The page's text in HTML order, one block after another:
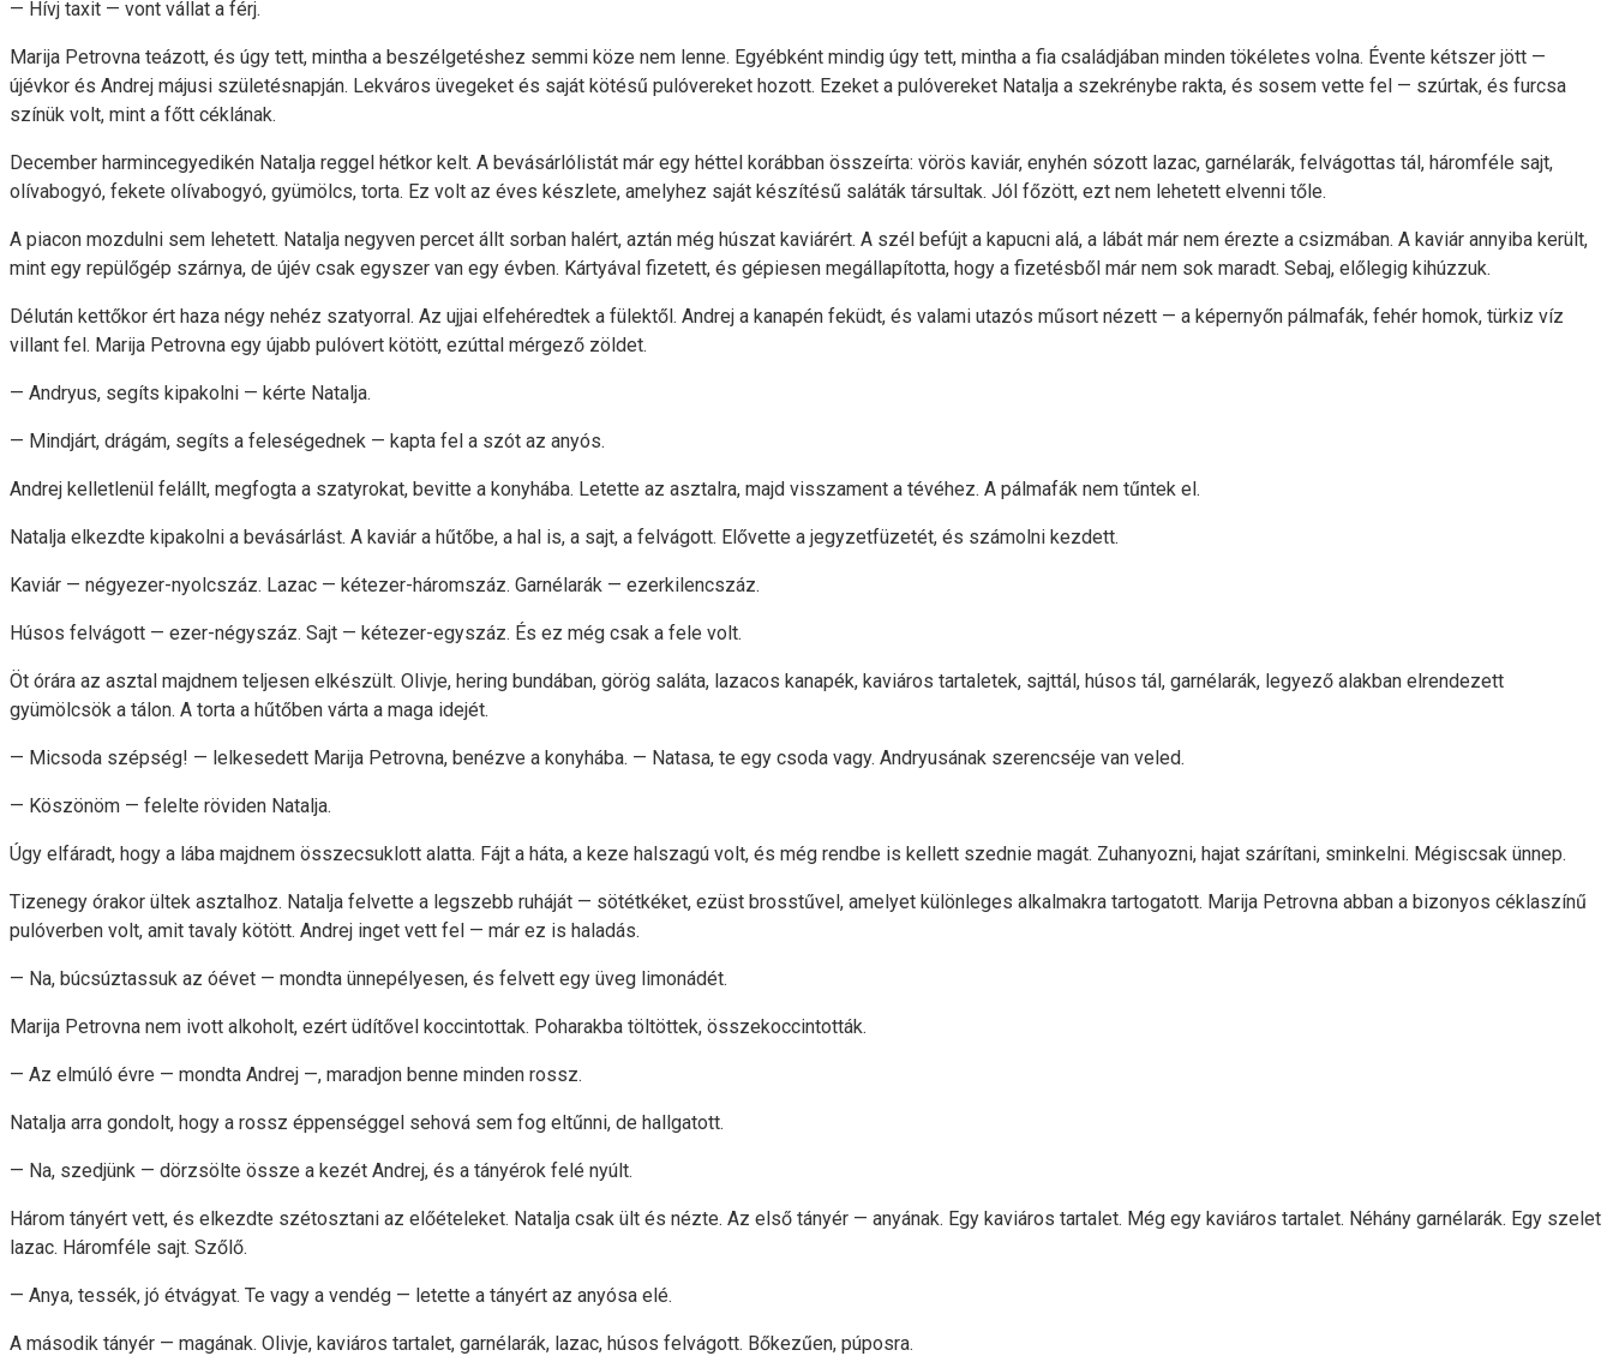
— Hívj taxit — vont vállat a férj.
Marija Petrovna teázott, és úgy tett, mintha a beszélgetéshez semmi köze nem lenne. Egyébként mindig úgy tett, mintha a fia családjában minden tökéletes volna. Évente kétszer jött —
újévkor és Andrej májusi születésnapján. Lekváros üvegeket és saját kötésű pulóvereket hozott. Ezeket a pulóvereket Natalja a szekrénybe rakta, és sosem vette fel — szúrtak, és furcsa
színük volt, mint a főtt céklának.
December harmincegyedikén Natalja reggel hétkor kelt. A bevásárlólistát már egy héttel korábban összeírta: vörös kaviár, enyhén sózott lazac, garnélarák, felvágottas tál, háromféle sajt,
olívabogyó, fekete olívabogyó, gyümölcs, torta. Ez volt az éves készlete, amelyhez saját készítésű saláták társultak. Jól főzött, ezt nem lehetett elvenni tőle.
A piacon mozdulni sem lehetett. Natalja negyven percet állt sorban halért, aztán még húszat kaviárért. A szél befújt a kapucni alá, a lábát már nem érezte a csizmában. A kaviár annyiba került,
mint egy repülőgép szárnya, de újév csak egyszer van egy évben. Kártyával fizetett, és gépiesen megállapította, hogy a fizetésből már nem sok maradt. Sebaj, előlegig kihúzzuk.
Délután kettőkor ért haza négy nehéz szatyorral. Az ujjai elfehéredtek a fülektől. Andrej a kanapén feküdt, és valami utazós műsort nézett — a képernyőn pálmafák, fehér homok, türkiz víz
villant fel. Marija Petrovna egy újabb pulóvert kötött, ezúttal mérgező zöldet.
— Andryus, segíts kipakolni — kérte Natalja.
— Mindjárt, drágám, segíts a feleségednek — kapta fel a szót az anyós.
Andrej kelletlenül felállt, megfogta a szatyrokat, bevitte a konyhába. Letette az asztalra, majd visszament a tévéhez. A pálmafák nem tűntek el.
Natalja elkezdte kipakolni a bevásárlást. A kaviár a hűtőbe, a hal is, a sajt, a felvágott. Elővette a jegyzetfüzetét, és számolni kezdett.
Kaviár — négyezer-nyolcszáz. Lazac — kétezer-háromszáz. Garnélarák — ezerkilencszáz.
Húsos felvágott — ezer-négyszáz. Sajt — kétezer-egyszáz. És ez még csak a fele volt.
Öt órára az asztal majdnem teljesen elkészült. Olivje, hering bundában, görög saláta, lazacos kanapék, kaviáros tartaletek, sajttál, húsos tál, garnélarák, legyező alakban elrendezett
gyümölcsök a tálon. A torta a hűtőben várta a maga idejét.
— Micsoda szépség! — lelkesedett Marija Petrovna, benézve a konyhába. — Natasa, te egy csoda vagy. Andryusának szerencséje van veled.
— Köszönöm — felelte röviden Natalja.
Úgy elfáradt, hogy a lába majdnem összecsuklott alatta. Fájt a háta, a keze halszagú volt, és még rendbe is kellett szednie magát. Zuhanyozni, hajat szárítani, sminkelni. Mégiscsak ünnep.
Tizenegy órakor ültek asztalhoz. Natalja felvette a legszebb ruháját — sötétkéket, ezüst brosstűvel, amelyet különleges alkalmakra tartogatott. Marija Petrovna abban a bizonyos céklaszínű
pulóverben volt, amit tavaly kötött. Andrej inget vett fel — már ez is haladás.
— Na, búcsúztassuk az óévet — mondta ünnepélyesen, és felvett egy üveg limonádét.
Marija Petrovna nem ivott alkoholt, ezért üdítővel koccintottak. Poharakba töltöttek, összekoccintották.
— Az elmúló évre — mondta Andrej —, maradjon benne minden rossz.
Natalja arra gondolt, hogy a rossz éppenséggel sehová sem fog eltűnni, de hallgatott.
— Na, szedjünk — dörzsölte össze a kezét Andrej, és a tányérok felé nyúlt.
Három tányért vett, és elkezdte szétosztani az előételeket. Natalja csak ült és nézte. Az első tányér — anyának. Egy kaviáros tartalet. Még egy kaviáros tartalet. Néhány garnélarák. Egy szelet
lazac. Háromféle sajt. Szőlő.
— Anya, tessék, jó étvágyat. Te vagy a vendég — letette a tányért az anyósa elé.
A második tányér — magának. Olivje, kaviáros tartalet, garnélarák, lazac, húsos felvágott. Bőkezűen, púposra.